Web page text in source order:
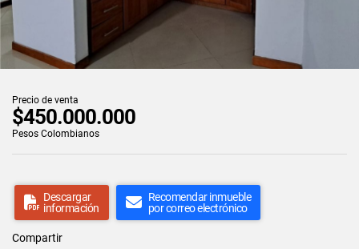
Precio de venta
$450.000.000
Pesos Colombianos
Descargar
información
Recomendar inmueble
por correo electrónico
Compartir